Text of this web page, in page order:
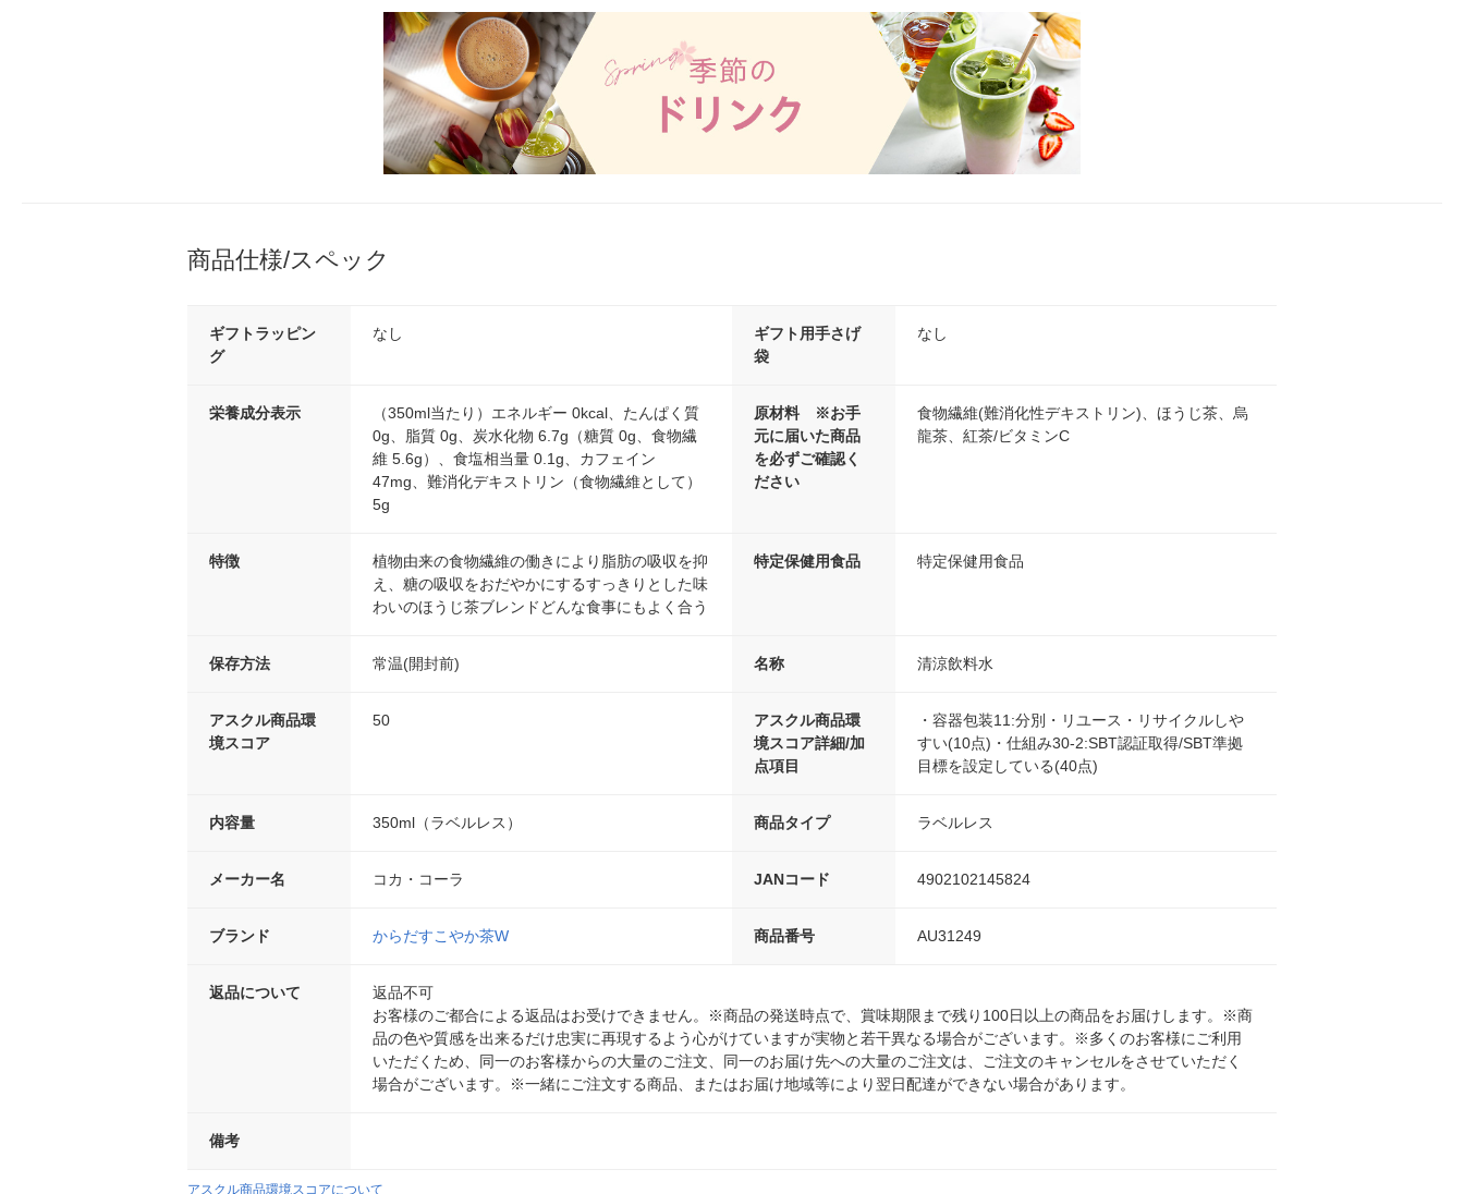
商品仕様/スペック
ギフトラッピン
グ
なし
ギフト用手さげ
袋
なし
栄養成分表示
（350ml当たり）エネルギー 0kcal、たんぱく質
0g、脂質 0g、炭水化物 6.7g（糖質 0g、食物繊
維 5.6g）、食塩相当量 0.1g、カフェイン
47mg、難消化デキストリン（食物繊維として）
5g
原材料 ※お手
元に届いた商品
を必ずご確認く
ださい
食物繊維(難消化性デキストリン)、ほうじ茶、烏
龍茶、紅茶/ビタミンC
特徴
植物由来の食物繊維の働きにより脂肪の吸収を抑
え、糖の吸収をおだやかにするすっきりとした味
わいのほうじ茶ブレンドどんな食事にもよく合う
特定保健用食品 特定保健用食品
保存方法 常温(開封前) 名称 清涼飲料水
アスクル商品環
境スコア
50
アスクル商品環
境スコア詳細/加
点項目
・容器包装11:分別・リユース・リサイクルしや
すい(10点)・仕組み30-2:SBT認証取得/SBT準拠
目標を設定している(40点)
内容量 350ml（ラベルレス） 商品タイプ ラベルレス
メーカー名 コカ・コーラ JANコード 4902102145824
ブランド からだすこやか茶W 商品番号 AU31249
返品について
返品不可
お客様のご都合による返品はお受けできません。※商品の発送時点で、賞味期限まで残り100日以上の商品をお届けします。※商
品の色や質感を出来るだけ忠実に再現するよう心がけていますが実物と若干異なる場合がございます。※多くのお客様にご利用
いただくため、同一のお客様からの大量のご注文、同一のお届け先への大量のご注文は、ご注文のキャンセルをさせていただく
場合がございます。※一緒にご注文する商品、またはお届け地域等により翌日配達ができない場合があります。
備考
アスクル商品環境スコアについて